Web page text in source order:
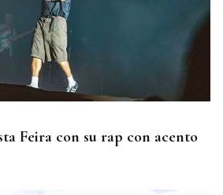
Feira con su rap con acento